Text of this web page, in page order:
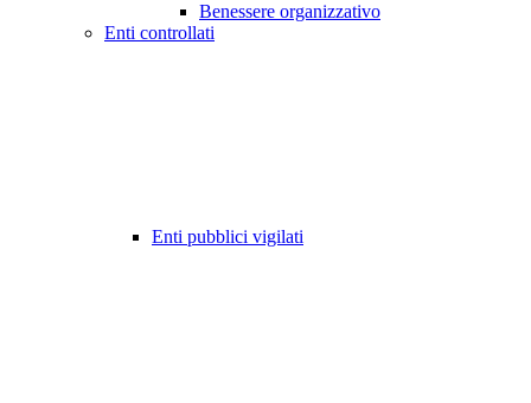
Benessere organizzativo
Enti controllati
Enti pubblici vigilati